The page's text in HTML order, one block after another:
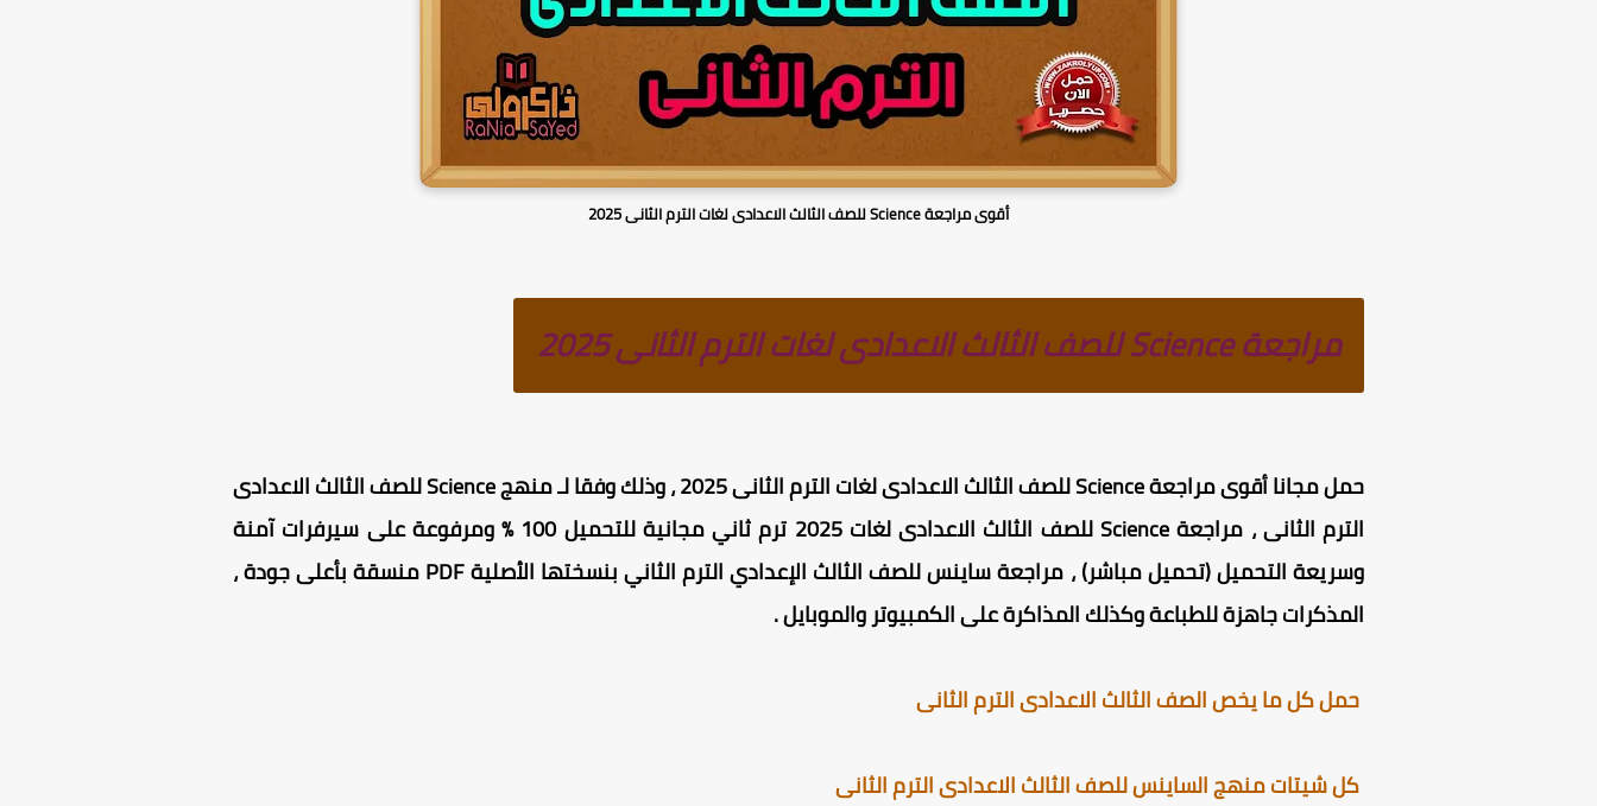
أقوى مراجعة Science للصف الثالث الاعدادى لغات الترم الثانى 2025
مراجعة Science للصف الثالث الاعدادى لغات الترم الثانى 2025
حمل مجانا أقوى مراجعة Science للصف الثالث الاعدادى لغات الترم الثانى 2025 ، وذلك وفقا لـ منهج Science للصف الثالث الاعدادى
الترم الثانى،
مراجعة Science للصف الثالث الاعدادى لغات 2025 ترم ثاني مجانية للتحميل 100 % ومرفوعة على سيرفرات آمنة
وسريعة التحميل (تحميل مباشر) ، مراجعة ساينس للصف الثالث الإعدادي الترم الثاني بنسختها الأصلية PDF منسقة بأعلى جودة ،
المذكرات جاهزة للطباعة وكذلك المذاكرة على الكمبيوتر والموبايل .
حمل كل ما يخص الصف الثالث الاعدادى الترم الثانى
كل شيتات منهج الساينس للصف الثالث الاعدادى الترم الثانى